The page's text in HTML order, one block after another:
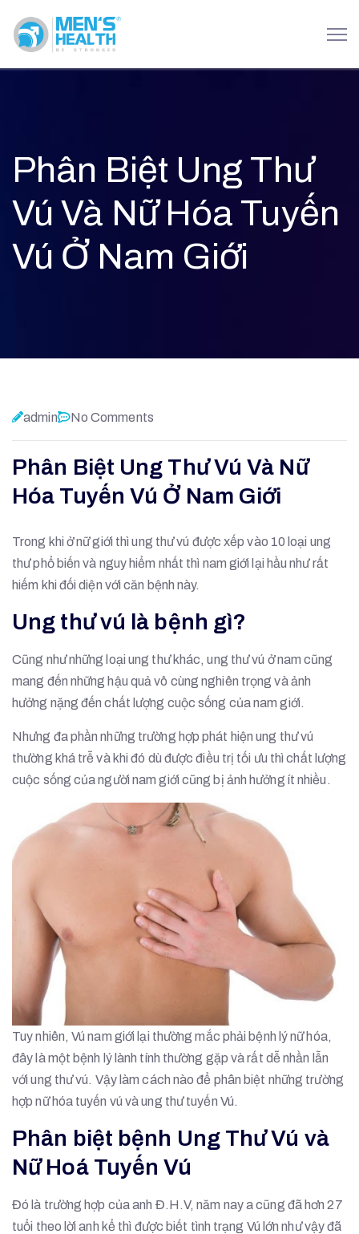
Phân Biệt Ung Thư
Vú Và Nữ Hóa Tuyến
Vú Ở Nam Giới
admin No Comments
Phân Biệt Ung Thư Vú Và Nữ
Hóa Tuyến Vú Ở Nam Giới
Trong khi ở nữ giới thì ung thư vú được xếp vào 10 loại ung
thư phổ biến và nguy hiểm nhất thì nam giới lại hầu như rất
hiếm khi đối diện với căn bệnh này.
Ung thư vú là bệnh gì?
Cũng như những loại ung thư khác, ung thư vú ở nam cũng
mang đến những hậu quả vô cùng nghiên trọng và ảnh
hưởng nặng đến chất lượng cuộc sống của nam giới.
Nhưng đa phần những trường hợp phát hiện ung thư vú
thường khá trễ và khi đó dù được điều trị tối ưu thì chất lượng
cuộc sống của người nam giới cũng bị ảnh hưởng ít nhiều.
Tuy nhiên, Vú nam giới lại thường mắc phải bệnh lý nữ hóa,
đây là một bệnh lý lành tính thường gặp và rất dễ nhần lẫn
với ung thư vú. Vậy làm cách nào để phân biệt những trường
hợp nữ hóa tuyến vú và ung thư tuyến Vú.
Phân biệt bệnh Ung Thư Vú và
Nữ Hoá Tuyến Vú
Đó là trường hợp của anh Đ.H.V, năm nay a cũng đã hơn 27
tuổi theo lời anh kể thì được biết tình trạng Vú lớn như vậy đã